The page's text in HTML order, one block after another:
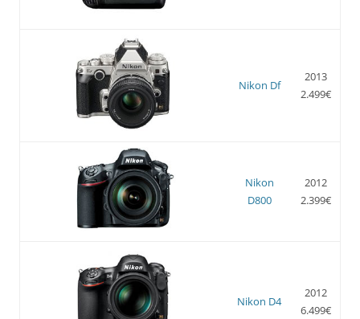
Nikon Df
2013
2.499€
Nikon
D800
2012
2.399€
Nikon D4
2012
6.499€